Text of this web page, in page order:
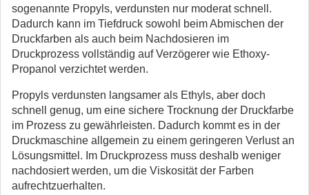
sogenannte Propyls, verdunsten nur moderat schnell.
Dadurch kann im Tiefdruck sowohl beim Abmischen der
Druckfarben als auch beim Nachdosieren im
Druckprozess vollständig auf Verzögerer wie Ethoxy-
Propanol verzichtet werden.
Propyls verdunsten langsamer als Ethyls, aber doch
schnell genug, um eine sichere Trocknung der Druckfarbe
im Prozess zu gewährleisten. Dadurch kommt es in der
Druckmaschine allgemein zu einem geringeren Verlust an
Lösungsmittel. Im Druckprozess muss deshalb weniger
nachdosiert werden, um die Viskosität der Farben
aufrechtzuerhalten.